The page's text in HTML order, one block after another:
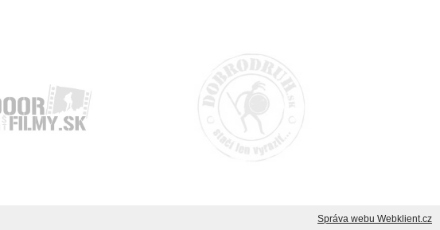
Správa webu Webklient.cz